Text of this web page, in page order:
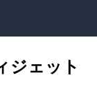
ジェット